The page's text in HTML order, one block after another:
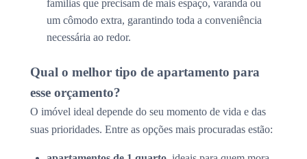
famílias que precisam de mais espaço, varanda ou
um cômodo extra, garantindo toda a conveniência
necessária ao redor.
Qual o melhor tipo de apartamento para
esse orçamento?
O imóvel ideal depende do seu momento de vida e das
suas prioridades. Entre as opções mais procuradas estão: